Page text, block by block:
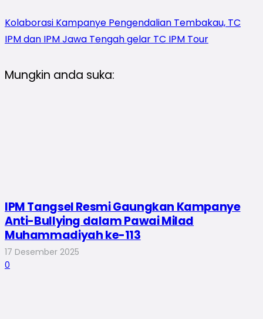
Kolaborasi Kampanye Pengendalian Tembakau, TC
IPM dan IPM Jawa Tengah gelar TC IPM Tour
Mungkin anda suka:
IPM Tangsel Resmi Gaungkan Kampanye
Anti-Bullying dalam Pawai Milad
Muhammadiyah ke-113
17 Desember 2025
0